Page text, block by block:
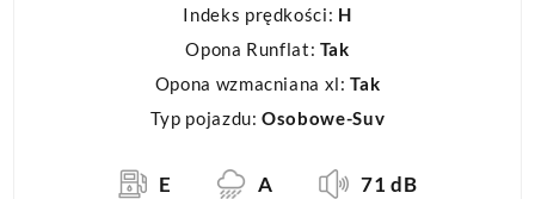
Indeks prędkości: H
Opona Runflat: Tak
Opona wzmacniana xl:Tak
Typ pojazdu:Osobowe-Suv
E A 71 dB